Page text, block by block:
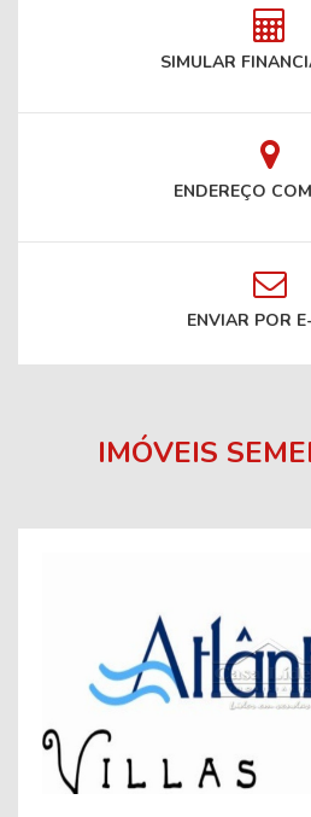
SIMULAR
ENDEREÇO
ENVIAR POR
IMÓVEIS